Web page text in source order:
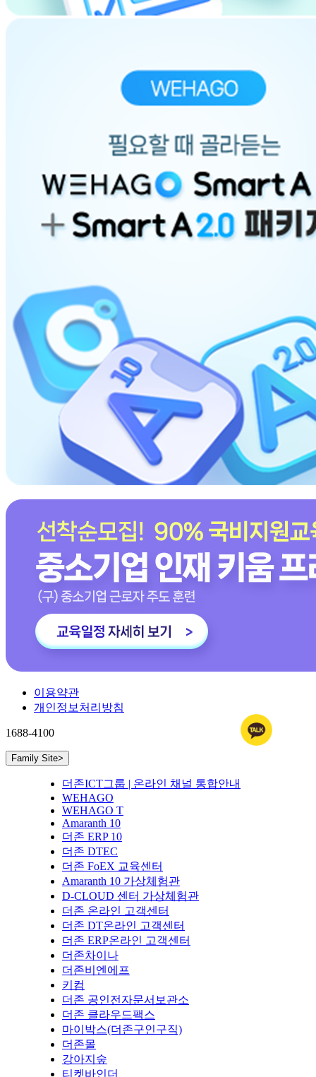
이용약관
개인정보처리방침
1688-4100
Family Site>
더존ICT그룹 | 온라인 채널 통합안내
WEHAGO
WEHAGO T
Amaranth 10
더존 ERP 10
더존 DTEC
더존 FoEX 교육센터
Amaranth 10 가상체험관
D-CLOUD 센터 가상체험관
더존 온라인 고객센터
더존 DT온라인 고객센터
더존 ERP온라인 고객센터
더존차이나
더존비엔에프
키컴
더존 공인전자문서보관소
더존 클라우드팩스
마이박스(더존구인구직)
더존몰
강아지숲
티켓바인더